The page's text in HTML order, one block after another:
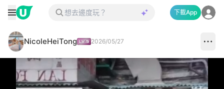
下載App
NicoleHeiTong 2026/05/27